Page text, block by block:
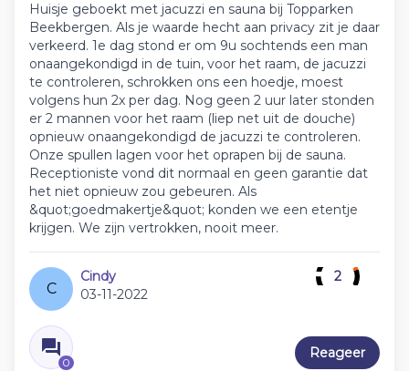
Huisje geboekt met jacuzzi en sauna bij Topparken
Beekbergen. Als je waarde hecht aan privacy zit je daar
verkeerd. 1e dag stond er om 9u sochtends een man
onaangekondigd in de tuin, voor het raam, de jacuzzi
te controleren, schrokken ons een hoedje, moest
volgens hun 2x per dag. Nog geen 2 uur later stonden
er 2 mannen voor het raam (liep net uit de douche)
opnieuw onaangekondigd de jacuzzi te controleren.
Onze spullen lagen voor het oprapen bij de sauna.
Receptioniste vond dit normaal en geen garantie dat
het niet opnieuw zou gebeuren. Als
&quot;goedmakertje&quot; konden we een etentje
krijgen. We zijn vertrokken, nooit meer.
C
Cindy
03-11-2022
0
2
Reageer